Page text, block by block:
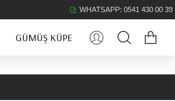
WHATSAPP: 0541 430 00 39
GÜMÜŞ KÜPE